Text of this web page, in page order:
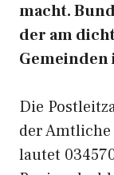
macht.
der am
Gemeinden
Die
der Amtliche
lautet